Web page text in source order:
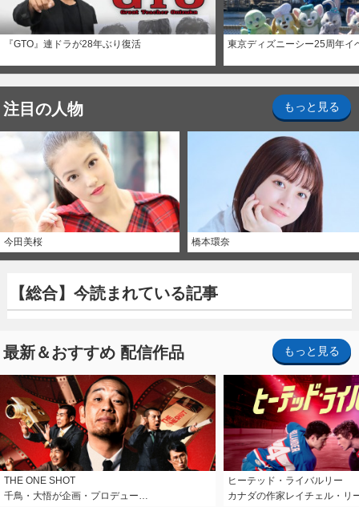
『GTO』連ドラが28年ぶり復活 東京ディズニーシー25周年イ
注目の人物 もっと見る
今田美桜 橋本環奈
【総合】今読まれている記事
最新＆おすすめ 配信作品 もっと見る
THE ONE SHOT
千鳥・大悟が企画・プロデュー…
ヒーテッド・ライバルリー
カナダの作家レイチェル・リ